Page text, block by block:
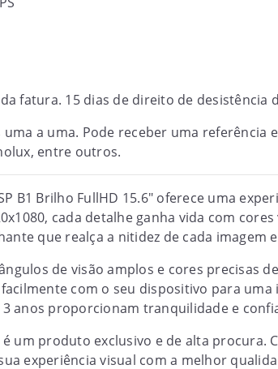
fatura. 15 dias de direito de desistência
a uma. Pode receber uma referência
entre outros.
B1 Brilho FullHD 15.6" oferece uma
cada detalhe ganha vida com
que realça a nitidez de cada imagem
de visão amplos e cores precisas
com o seu dispositivo para
anos proporcionam tranquilidade e
é um produto exclusivo e de alta procura.
experiência visual com a melhor